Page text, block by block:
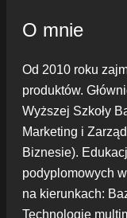
O mnie
Od 2010 roku
produktów.
Wyższej Szkoły
Marketing i
Biznesie).
podyplomowych
na kierunkach:
Technologie